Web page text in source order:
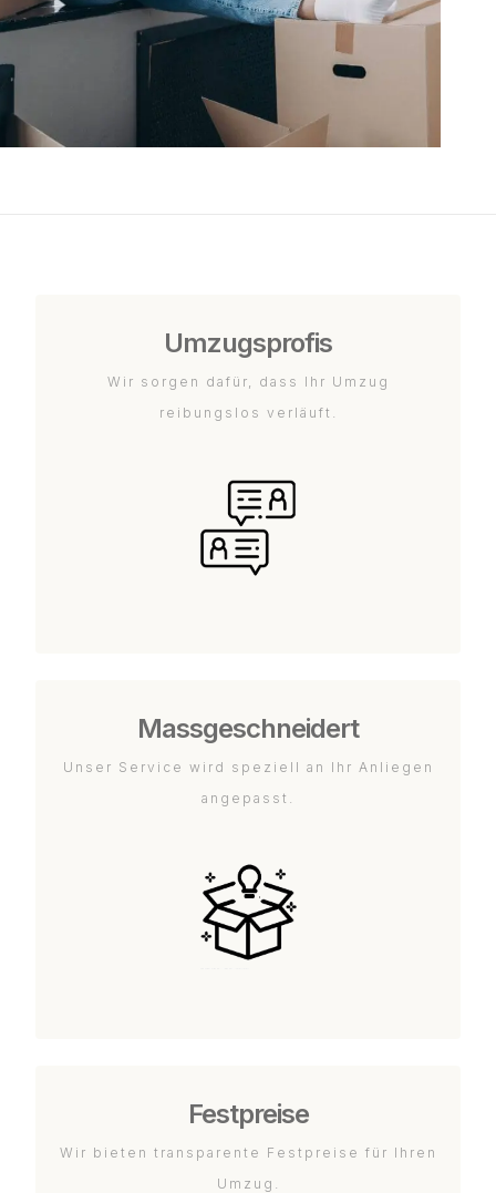
Umzugsprofis
Wir sorgen dafür, dass Ihr Umzug
reibungslos verläuft.
Massgeschneidert
Unser Service wird speziell an Ihr Anliegen
angepasst.
Festpreise
Wir bieten transparente Festpreise für Ihren
Umzug.